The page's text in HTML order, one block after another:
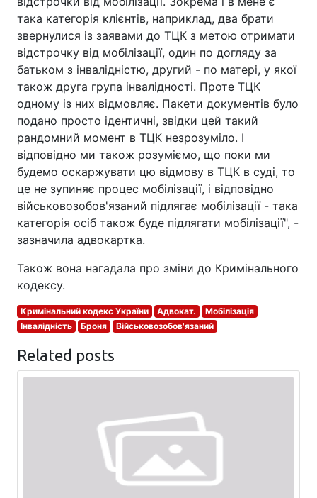
така категорія клієнтів, наприклад, два брати
звернулися із заявами до ТЦК з метою отримати
відстрочку від мобілізації, один по догляду за
батьком з інвалідністю, другий - по матері, у якої
також друга група інвалідності. Проте ТЦК
одному із них відмовляє. Пакети документів було
подано просто ідентичні, звідки цей такий
рандомний момент в ТЦК незрозуміло. І
відповідно ми також розуміємо, що поки ми
будемо оскаржувати цю відмову в ТЦК в суді, то
це не зупиняє процес мобілізації, і відповідно
військовозобов'язаний підлягає мобілізації - така
категорія осіб також буде підлягати мобілізації", -
зазначила адвокартка.
Також вона нагадала про зміни до Кримінального
кодексу.
Кримінальний кодекс України Адвокат.
Мобілізація
Інвалідність
Броня Військовозобов'язаний
Related posts